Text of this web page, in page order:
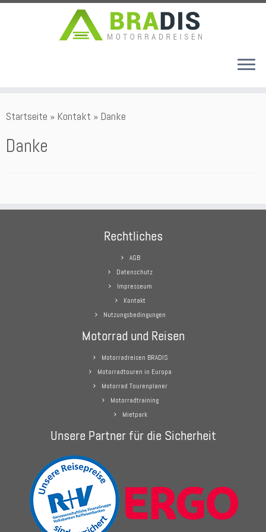
Inhalt
Startseite » Kontakt » Danke
Danke
Rechtliches
AGB
Datenschutz
Impresseum
Kontakt
Nutzungsbedingungen
Motorrad und Reisen
Motorradreisen BRADIS
Motorradtouren in Europa
Motorrad Tourenplaner
Motorradtraining
Mietpark
Unsere Partner für die Sicherheit